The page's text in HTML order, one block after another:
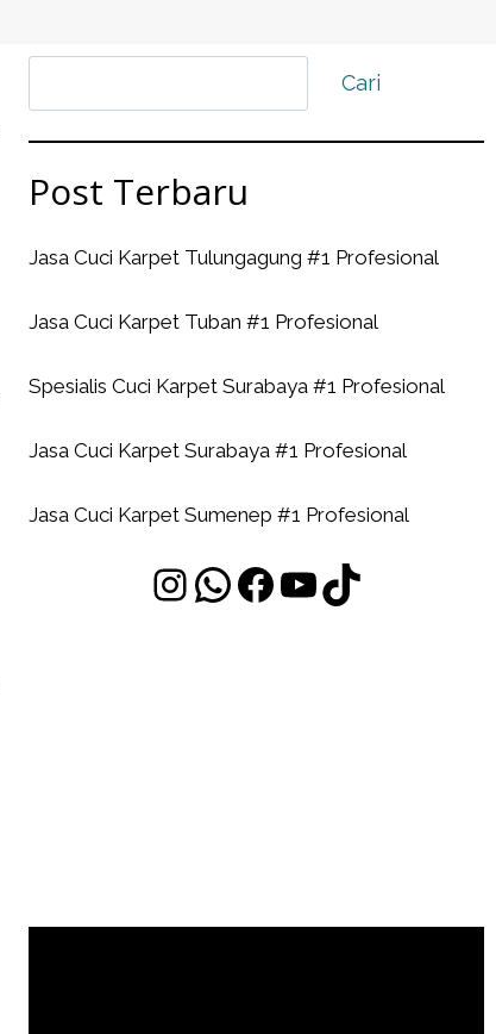
Cari
Post Terbaru
Jasa Cuci Karpet Tulungagung #1 Profesional
Jasa Cuci Karpet Tuban #1 Profesional
Spesialis Cuci Karpet Surabaya #1 Profesional
Jasa Cuci Karpet Surabaya #1 Profesional
Jasa Cuci Karpet Sumenep #1 Profesional